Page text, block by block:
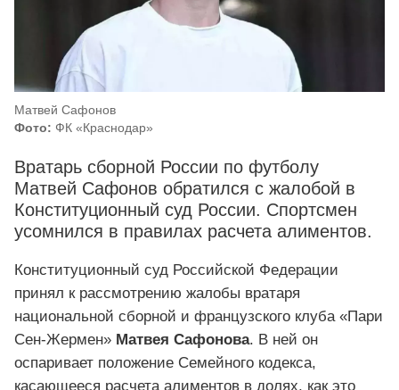
Матвей Сафонов
Фото: ФК «Краснодар»
Вратарь сборной России по футболу
Матвей Сафонов обратился с жалобой в
Конституционный суд России. Спортсмен
усомнился в правилах расчета алиментов.
Конституционный суд Российской Федерации
принял к рассмотрению жалобы вратаря
национальной сборной и французского клуба «Пари
Сен-Жермен» Матвея Сафонова. В ней он
оспаривает положение Семейного кодекса,
касающееся расчета алиментов в долях, как это